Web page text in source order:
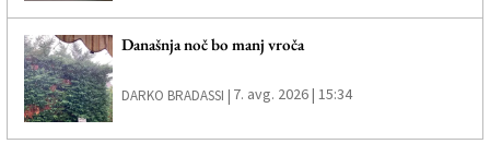
Današnja noč bo manj vroča
DARKO BRADASSI | 7. avg. 2026 | 15:34